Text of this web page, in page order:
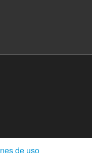
de uso(Abre